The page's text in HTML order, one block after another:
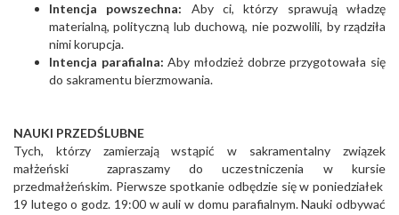
Intencja powszechna: Aby ci, którzy sprawują władzę
materialną, polityczną lub duchową, nie pozwolili, by rządziła
nimi korupcja.
Intencja parafialna:Aby młodzież dobrze przygotowała się
do sakramentu bierzmowania.
NAUKI PRZEDŚLUBNE
Tych, którzy zamierzają wstąpić w sakramentalny związek
małżeński zapraszamy do uczestniczenia w kursie
przedmałżeńskim. Pierwsze spotkanie odbędzie się w poniedziałek
19 lutego o godz. 19:00 w auli w domu parafialnym. Nauki odbywać